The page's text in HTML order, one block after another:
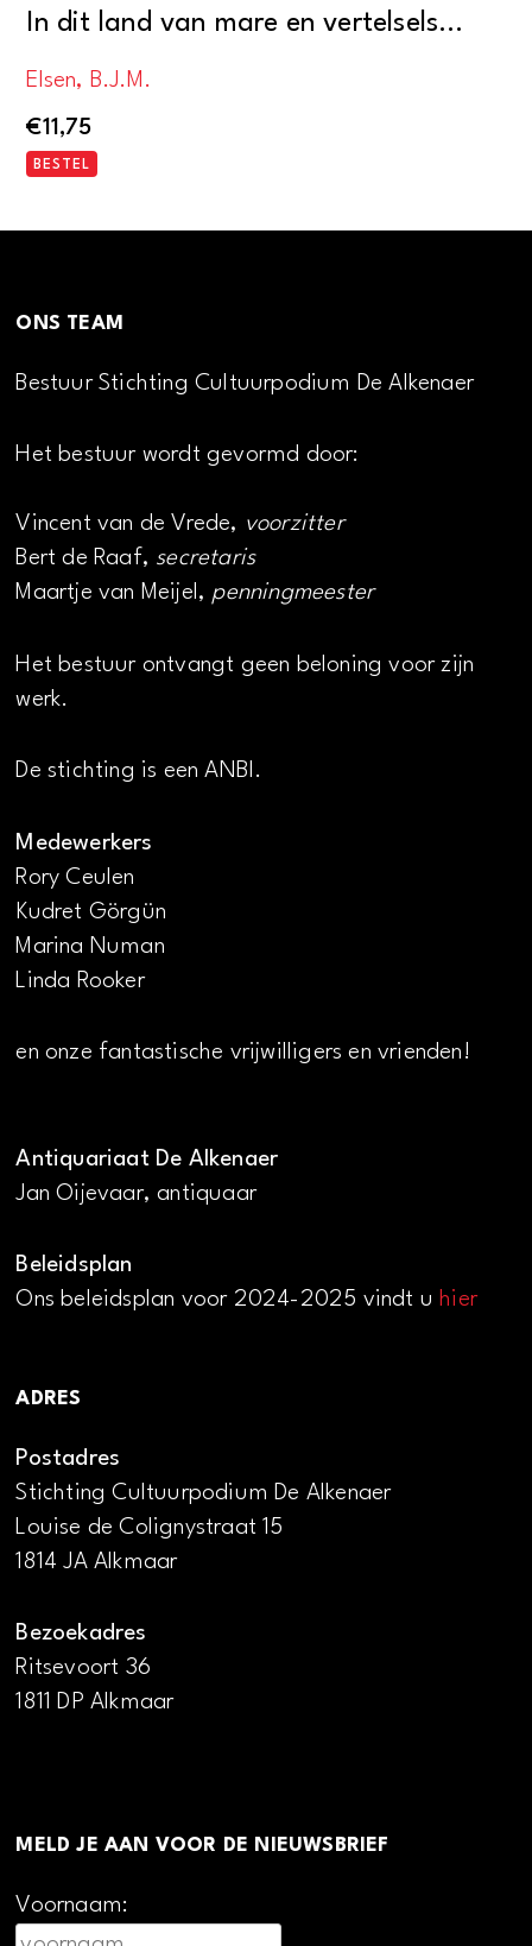
In dit land van mare en vertelsels…
Elsen, B.J.M.
€11,75
BESTEL
ONS TEAM
Bestuur Stichting Cultuurpodium De Alkenaer
Het bestuur wordt gevormd door:
Vincent van de Vrede, voorzitter
Bert de Raaf, secretaris
Maartje van Meijel, penningmeester
Het bestuur ontvangt geen beloning voor zijn
werk.
De stichting is een ANBI.
Medewerkers
Rory Ceulen
Kudret Görgün
Marina Numan
Linda Rooker
en onze fantastische vrijwilligers en vrienden!
Antiquariaat De Alkenaer
Jan Oijevaar, antiquaar
Beleidsplan
Ons beleidsplan voor 2024-2025 vindt uhier
ADRES
Postadres
Stichting Cultuurpodium De Alkenaer
Louise de Colignystraat 15
1814 JA Alkmaar
Bezoekadres
Ritsevoort 36
1811 DP Alkmaar
MELD JE AAN VOOR DE NIEUWSBRIEF
Voornaam: